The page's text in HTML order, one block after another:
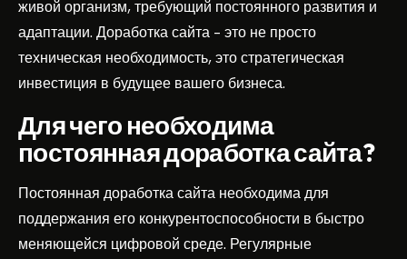
живой организм, требующий постоянного развития и
адаптации. Доработка сайта – это не просто
техническая необходимость, это стратегическая
инвестиция в будущее вашего бизнеса.
Для чего необходима
постоянная доработка сайта?
Постоянная доработка сайта необходима для
поддержания его конкурентоспособности в быстро
меняющейся цифровой среде. Регулярные